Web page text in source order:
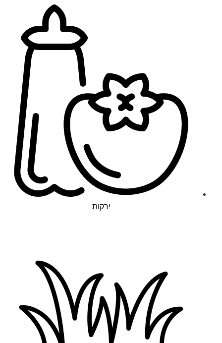
ירקות